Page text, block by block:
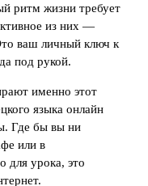
ритм жизни требует
из них —
ваш личный ключ к
под рукой.
именно этот
языка онлайн
Где бы вы ни
или в
для урока, это